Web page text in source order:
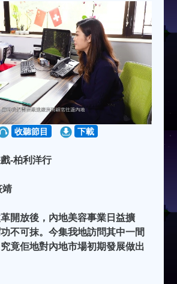
收聽節目 下載
-柏利洋行
靖
開放後，內地美容事業日益擴
不可抹。今集我地訪問其中一間
竟佢地對內地市場初期發展做出